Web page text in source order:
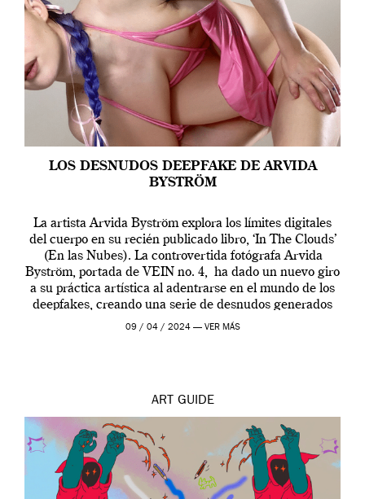
LOS DESNUDOS DEEPFAKE DE ARVIDA
BYSTRÖM
La artista Arvida Byström explora los límites digitales
del cuerpo en su recién publicado libro, ‘In The Clouds’
(En las Nubes). La controvertida fotógrafa Arvida
Byström, portada de VEIN no. 4, ha dado un nuevo giro
a su práctica artística al adentrarse en el mundo de los
deepfakes, creando una serie de desnudos generados
por […]
09 / 04 / 2024 — VER MÁS
ART GUIDE